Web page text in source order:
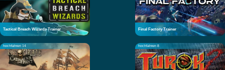
Tactical Breach Wizards Trainer Final Factory Trainer
hochfahren 14 hochfahren 8